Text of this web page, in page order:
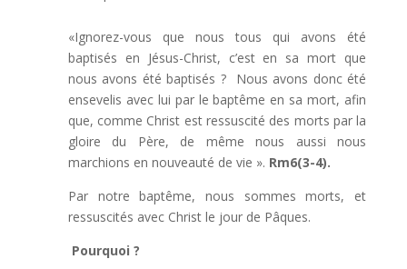
«Ignorez-vous que nous tous qui avons été
baptisés en Jésus-Christ, c’est en sa mort que
nous avons été baptisés ? Nous avons donc été
ensevelis avec lui par le baptême en sa mort, afin
que, comme Christ est ressuscité des morts par la
gloire du Père, de même nous aussi nous
marchions en nouveauté de vie ». Rm6(3-4).
Par notre baptême, nous sommes morts, et
ressuscités avec Christ le jour de Pâques.
Pourquoi ?